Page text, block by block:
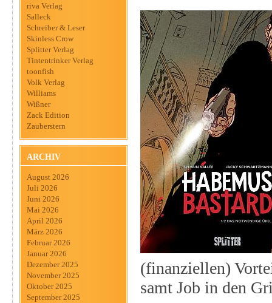
riva Verlag
Salleck
Schreiber & Leser
Skinless Crow
Splitter Verlag
Tintentrinker Verlag
toonfish
Volk Verlag
Williams
Wißner
Zack Edition
Zauberstern
ARCHIV
August 2026
Juli 2026
Juni 2026
Mai 2026
April 2026
März 2026
Februar 2026
Januar 2026
Dezember 2025
November 2025
Oktober 2025
September 2025
(finanziellen)
samt Job in den